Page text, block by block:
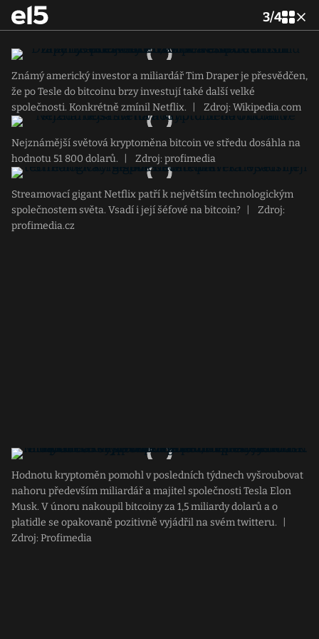
3/4
Známý americký investor a miliardář Tim Draper je přesvědčen,
že po Tesle do bitcoinu brzy investují také další velké
společnosti. Konkrétně zmínil Netflix.
Zdroj: Wikipedia.com
Nejznámější světová kryptoměna bitcoin ve středu dosáhla na
hodnotu 51 800 dolarů.
Zdroj: profimedia
Streamovací gigant Netflix patří k největším technologickým
společnostem světa. Vsadí i její šéfové na bitcoin?
Zdroj:
profimedia.cz
Hodnotu kryptoměn pomohl v posledních týdnech vyšroubovat
nahoru především miliardář a majitel společnosti Tesla Elon
Musk. V únoru nakoupil bitcoiny za 1,5 miliardy dolarů a o
platidle se opakovaně pozitivně vyjádřil na svém twitteru.
Zdroj: Profimedia